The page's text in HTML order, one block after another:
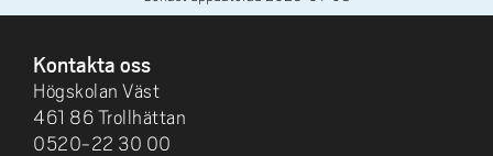
Kontakta oss
Högskolan Väst
461 86 Trollhättan
0520-22 30 00